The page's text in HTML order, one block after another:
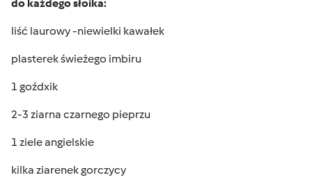
do każdego słoika:
liść laurowy -niewielki kawałek
plasterek świeżego imbiru
1 goźdxik
2-3 ziarna czarnego pieprzu
1 ziele angielskie
kilka ziarenek gorczycy